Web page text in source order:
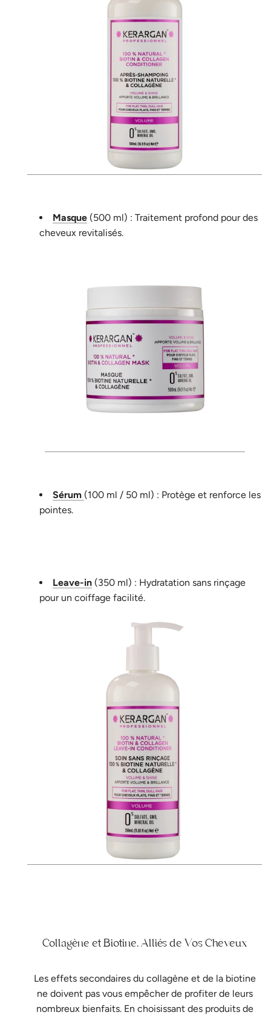
Masque (500 ml) : Traitement profond pour des
cheveux revitalisés.
Sérum (100 ml / 50 ml) : Protège et renforce les
pointes.
Leave-in (350 ml) : Hydratation sans rinçage
pour un coiffage facilité.
Collagène et Biotine, Alliés de Vos Cheveux
Les effets secondaires du collagène et de la biotine
ne doivent pas vous empêcher de profiter de leurs
nombreux bienfaits. En choisissant des produits de